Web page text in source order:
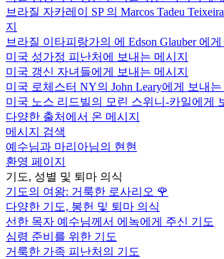
브라질 자카레이 SP 의 Marcos Tadeu
지
브라질 이타피랑가의 에 Edson Glauber 에
미국 성가정 피난처에 보내는 메시지
미국 갱신 자녀들에게 보내는 메시지
미국 로체스터 NY의 John Leary에게 보내는
미국 노스 리드빌의 모린 스위니-카일에게
다양한 출처에서 온 메시지
메시지 검색
예수님과 마리아님의 현현
환영 페이지
기도, 성별 및 퇴마 의식
기도의 여왕: 거룩한 로사리오 🌹
다양한 기도, 봉헌 및 퇴마 의식
선한 목자 예수님께서 에녹에게 주신 기도
심령 준비를 위한 기도
거룩한 가족 피난처의 기도